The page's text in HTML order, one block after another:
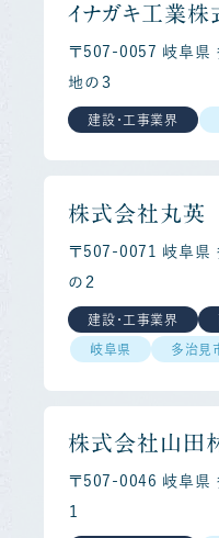
イナガキ工業
〒507-0057 岐阜県
地の３
建設・工事業界
株式会社丸英
〒507-0071 岐阜県
の２
建設・工事業界
岐阜県 多治見
株式会社山田
〒507-0046 岐阜県
１